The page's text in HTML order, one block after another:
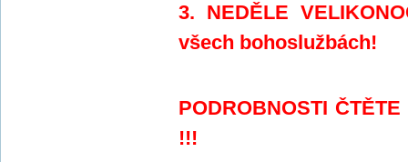
3. NEDĚLE
všech bohoslužbách!
PODROBNOSTI
!!!